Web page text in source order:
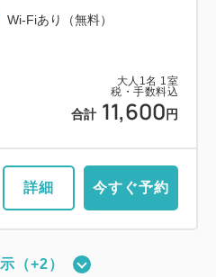
大人 1名 1室
税・手数料込
合計 11,600 円
Wi-Fiあり（無料）
詳細 今すぐ予約
（+2）